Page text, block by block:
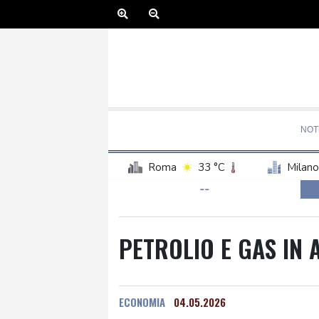
Roma 33 °C Milano
--
PETROLIO E GAS IN
ECONOMIA 04.05.2026